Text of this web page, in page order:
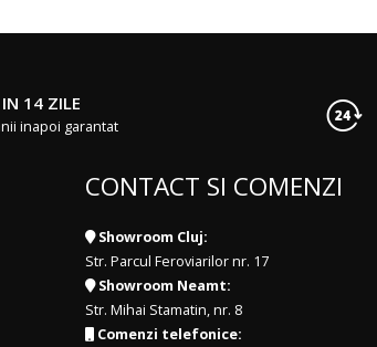
IN 14 ZILE
inapoi garantat
CONTACT SI COMENZI
Showroom Cluj:
Str. Parcul Feroviarilor nr. 17
Showroom Neamt:
Str. Mihai Stamatin, nr. 8
Comenzi telefonice: